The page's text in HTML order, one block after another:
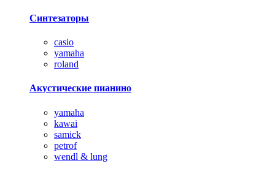
Синтезаторы
casio
yamaha
roland
Акустические пианино
yamaha
kawai
samick
petrof
wendl & lung